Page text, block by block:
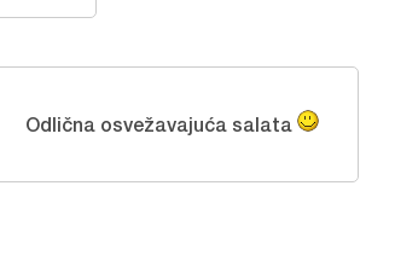
Odlična osvežavajuća salata